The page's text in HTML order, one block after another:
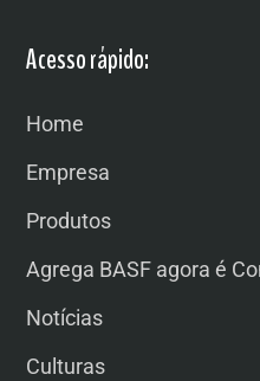
Acesso rápido:
Home
Empresa
Produtos
Agrega BASF agora é
Notícias
Culturas